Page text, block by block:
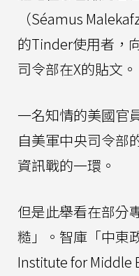
（Séamus
的Tinder使用者，
司令部在X的貼文。
一名知情的美國官
自美軍中央司令部
資訊戰的一環。
但是此舉看在部分
糙」。智庫「中東
Institute for Middle